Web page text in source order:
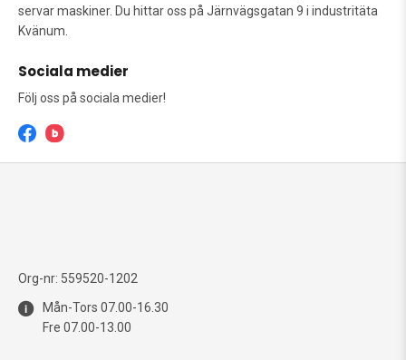
servar maskiner. Du hittar oss på Järnvägsgatan 9 i industritäta
Kvänum.
Sociala medier
Följ oss på sociala medier!
Org-nr: 559520-1202
Mån-Tors 07.00-16.30
Fre 07.00-13.00